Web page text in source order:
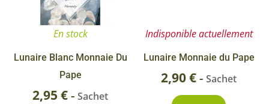
En stock
Lunaire Blanc Monnaie Du
Pape
2,95 €- Sachet
Indisponible actuellement
Lunaire Monnaie du Pape
2,90€- Sachet